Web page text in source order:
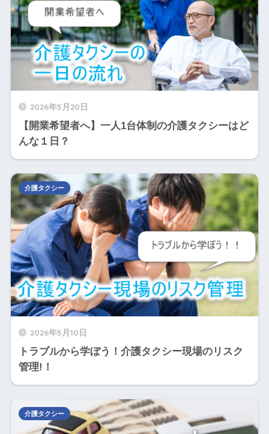
2026年5月20日
【開業希望者へ】一人1台体制の介護タクシーはど
んな１日？
2026年5月10日
トラブルから学ぼう！介護タクシー現場のリスク
管理!！
介護タクシー
介護タクシー